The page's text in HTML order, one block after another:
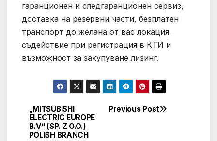
гаранционен и следгаранционен сервиз,
доставка на резервни части, безплатен
транспорт до желана от вас локация,
съдействие при регистрация в КТИ и
възможност за закупуване лизинг.
Post
navigation
Previous Post
„MITSUBISHI
ELECTRIC EUROPE
B.V“ (SP. Z O.O.)
POLISH BRANCH